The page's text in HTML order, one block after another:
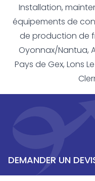
Installation,
équipements de
de production de
Oyonnax/Nantua,
Pays de Gex, Lons
DEMANDER UN